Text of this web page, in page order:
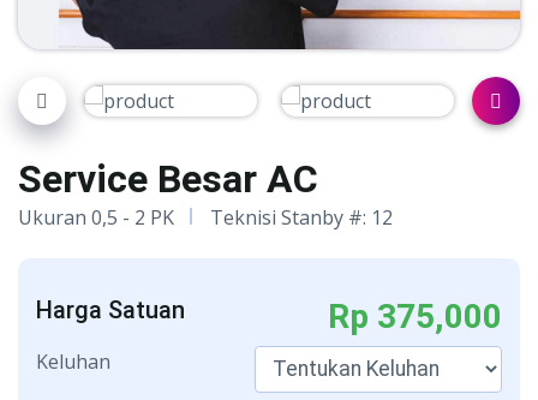
Service Besar AC
Ukuran 0,5 - 2 PK Teknisi Stanby #: 12
Harga Satuan Rp 375,000
Keluhan